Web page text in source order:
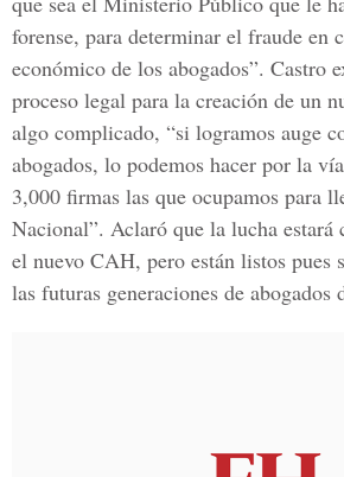
forense, para determinar el fraude en
económico de los abogados”. Castro
proceso legal para la creación de un
algo complicado, “si logramos auge
abogados, lo podemos hacer por la
3,000 firmas las que ocupamos para
Nacional”. Aclaró que la lucha estará
el nuevo CAH, pero están listos pues
las futuras generaciones de abogados